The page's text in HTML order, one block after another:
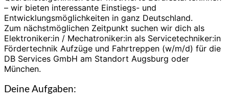
– wir bieten interessante Einstiegs- und
Entwicklungsmöglichkeiten in ganz Deutschland.
Zum nächstmöglichen Zeitpunkt suchen wir dich als
Elektroniker:in / Mechatroniker:in als Servicetechniker:in
Fördertechnik Aufzüge und Fahrtreppen (w/m/d) für die
DB Services GmbH am Standort Augsburg oder
München.
Deine Aufgaben: